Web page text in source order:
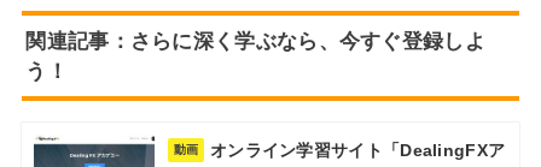
関連記事：さらに深く学ぶなら、今すぐ登録しよ
う！
動画
オンライン学習サイト「DealingFXア